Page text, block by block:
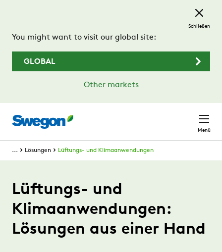
You might want to visit our global site:
GLOBAL
Other markets
Schließen
Menü
... Lösungen Lüftungs- und Klimaanwendungen
Lüftungs- und
Klimaanwendungen:
Lösungen aus einer Hand